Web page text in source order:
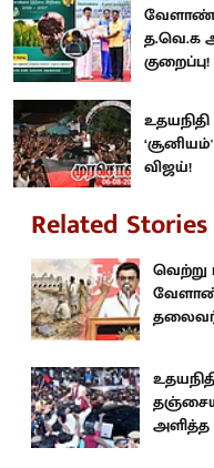
வேளாண்
த.வெ.க
குறைப்பு!
விஜய்!
Related Stories
வெற்று
வேளாண்
தலைவர்